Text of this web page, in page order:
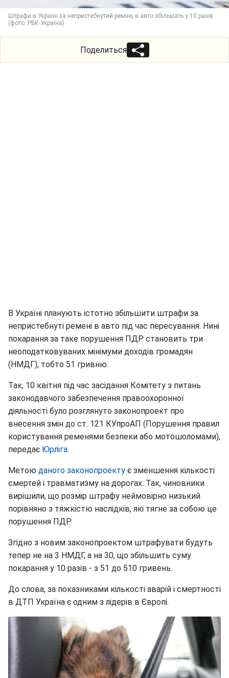
Штрафи в Україні за непристебнутий ремінь в авто збільшать у 10 разів
(фото: РБК-Україна)
Поделиться
В Україні планують істотно збільшити штрафи за
непристебнуті ремені в авто під час пересування. Нині
покарання за таке порушення ПДР становить три
неоподатковуваних мінімуми доходів громадян
(НМДГ), тобто 51 гривню.
Так, 10 квітня під час засідання Комітету з питань
законодавчого забезпечення правоохоронної
діяльності було розглянуто законопроект про
внесення змін до ст. 121 КУпроАП (Порушення правил
користування ременями безпеки або мотошоломами),
передає Юрліга.
Метою даного законопроекту є зменшення кількості
смертей і травматизму на дорогах. Так, чиновники
вирішили, що розмір штрафу неймовірно низький
порівняно з тяжкістю наслідків, які тягне за собою це
порушення ПДР.
Згідно з новим законопроектом штрафувати будуть
тепер не на 3 НМДГ, а на 30, що збільшить суму
покарання у 10 разів - з 51 до 510 гривень.
До слова, за показниками кількості аварій і смертності
в ДТП Україна є одним з лідерів в Європі.